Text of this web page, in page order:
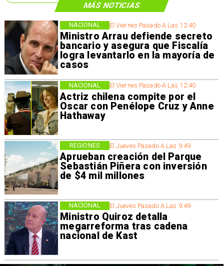
MÁS NOTICIAS
El Viernes Pasado A Las 12:40
Ministro Arrau defiende secreto
bancario y asegura que Fiscalía
logra levantarlo en la mayoría de
casos
NACIONAL
El Viernes Pasado A Las 12:40
Actriz chilena compite por el
Oscar con Penélope Cruz y Anne
Hathaway
NACIONAL
El Jueves Pasado A Las 9:49
Aprueban creación del Parque
Sebastián Piñera con inversión
de $4 mil millones
REGIONES
El Jueves Pasado A Las 9:49
Ministro Quiroz detalla
megarreforma tras cadena
nacional de Kast
NACIONAL